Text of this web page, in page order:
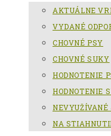
AKTUÁLNE
VYDANÉ
CHOVNÉ PSY
CHOVNÉ SUKY
HODNOTENIE
HODNOTENIE
NEVYUŽÍVANÉ
NA